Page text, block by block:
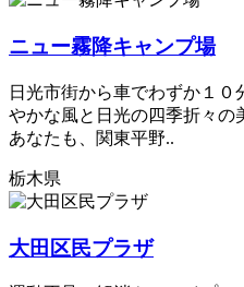
ニュー霧降キャンプ場
日光市街から車でわずか１
やかな風と日光の四季折々の
あなたも、関東平野..
栃木県
大田区民プラザ